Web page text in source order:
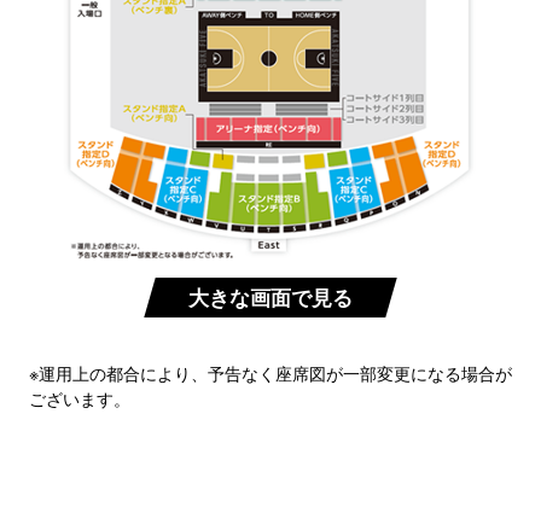
大きな画面で見る
※運用上の都合により、予告なく座席図が一部変更になる場合が
ございます。